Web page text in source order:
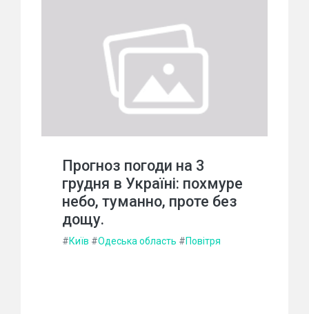
Прогноз погоди на 3
грудня в Україні: похмуре
небо, туманно, проте без
дощу.
#Київ #Одеська область #Повітря